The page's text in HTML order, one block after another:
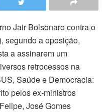
Jair Bolsonaro contra o
segundo a oposição,
a assinarem um
retrocessos na
Saúde e Democracia:
pelos ex-ministros
José Gomes